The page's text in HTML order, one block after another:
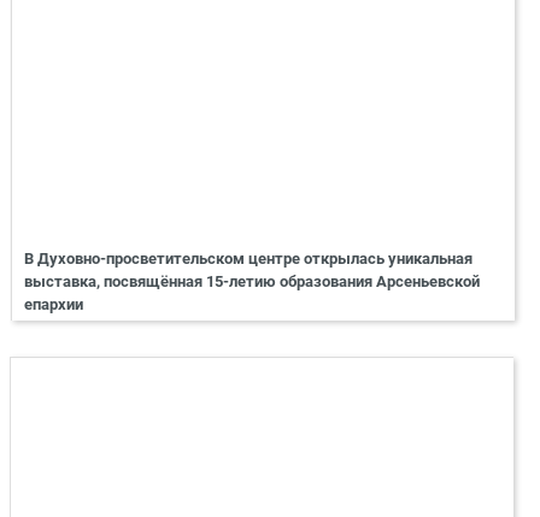
В Духовно-просветительском центре открылась уникальная
выставка, посвящённая 15-летию образования Арсеньевской
епархии